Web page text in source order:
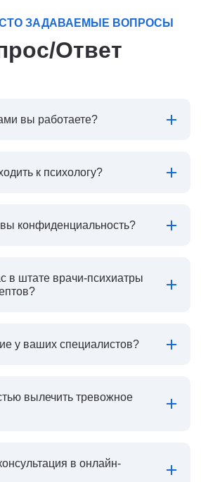
ЗАДАВАЕМЫЕ ВОПРОСЫ
Ответ
вы работаете?
к психологу?
вы конфиденциальность?
в штате врачи-психиатры
у ваших специалистов?
вылечить тревожное
в онлайн-